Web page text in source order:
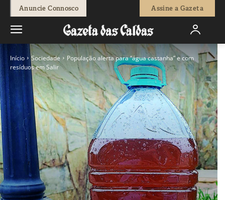
Anuncie Connosco Assine a Gazeta
Início Sociedade
População alerta para “água castanha” e com
resíduos em Salir